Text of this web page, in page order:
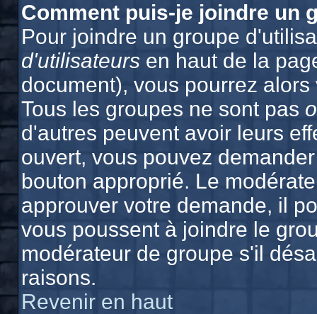
Comment puis-je joindre un
Pour joindre un groupe
d'utilisateursen haut de la
document), vous pourrez
Tous les groupes ne sont pas
d'autres peuvent avoir leurs
ouvert, vous pouvez
bouton approprié. Le
approuver votre demande, il
vous poussent à joindre le
modérateur de groupe s'il
raisons.
Revenir en haut